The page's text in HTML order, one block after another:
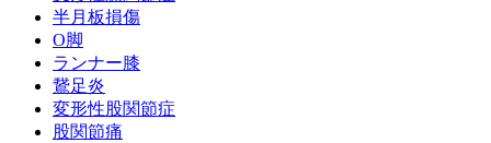
半月板損傷
O脚
ランナー膝
鵞足炎
変形性股関節症
股関節痛